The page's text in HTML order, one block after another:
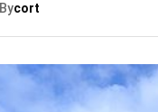
Bycort